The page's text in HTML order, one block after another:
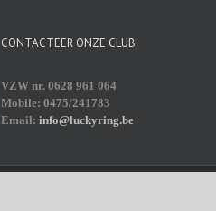
CONTACTEER ONZE CLUB
VZW nr. 0628 961 064
Mobile: 0475/241783
Email: info@luckyring.be